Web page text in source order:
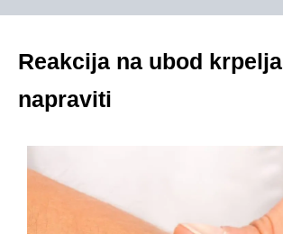
Reakcija na ubod
napraviti